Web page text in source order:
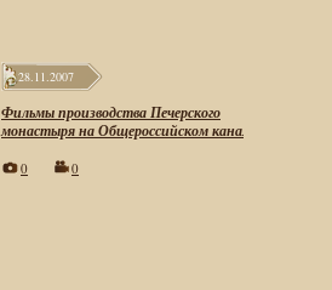
28.11.2007
Фильмы производства Печерского
монастыря на Общероссийском канале
0 0